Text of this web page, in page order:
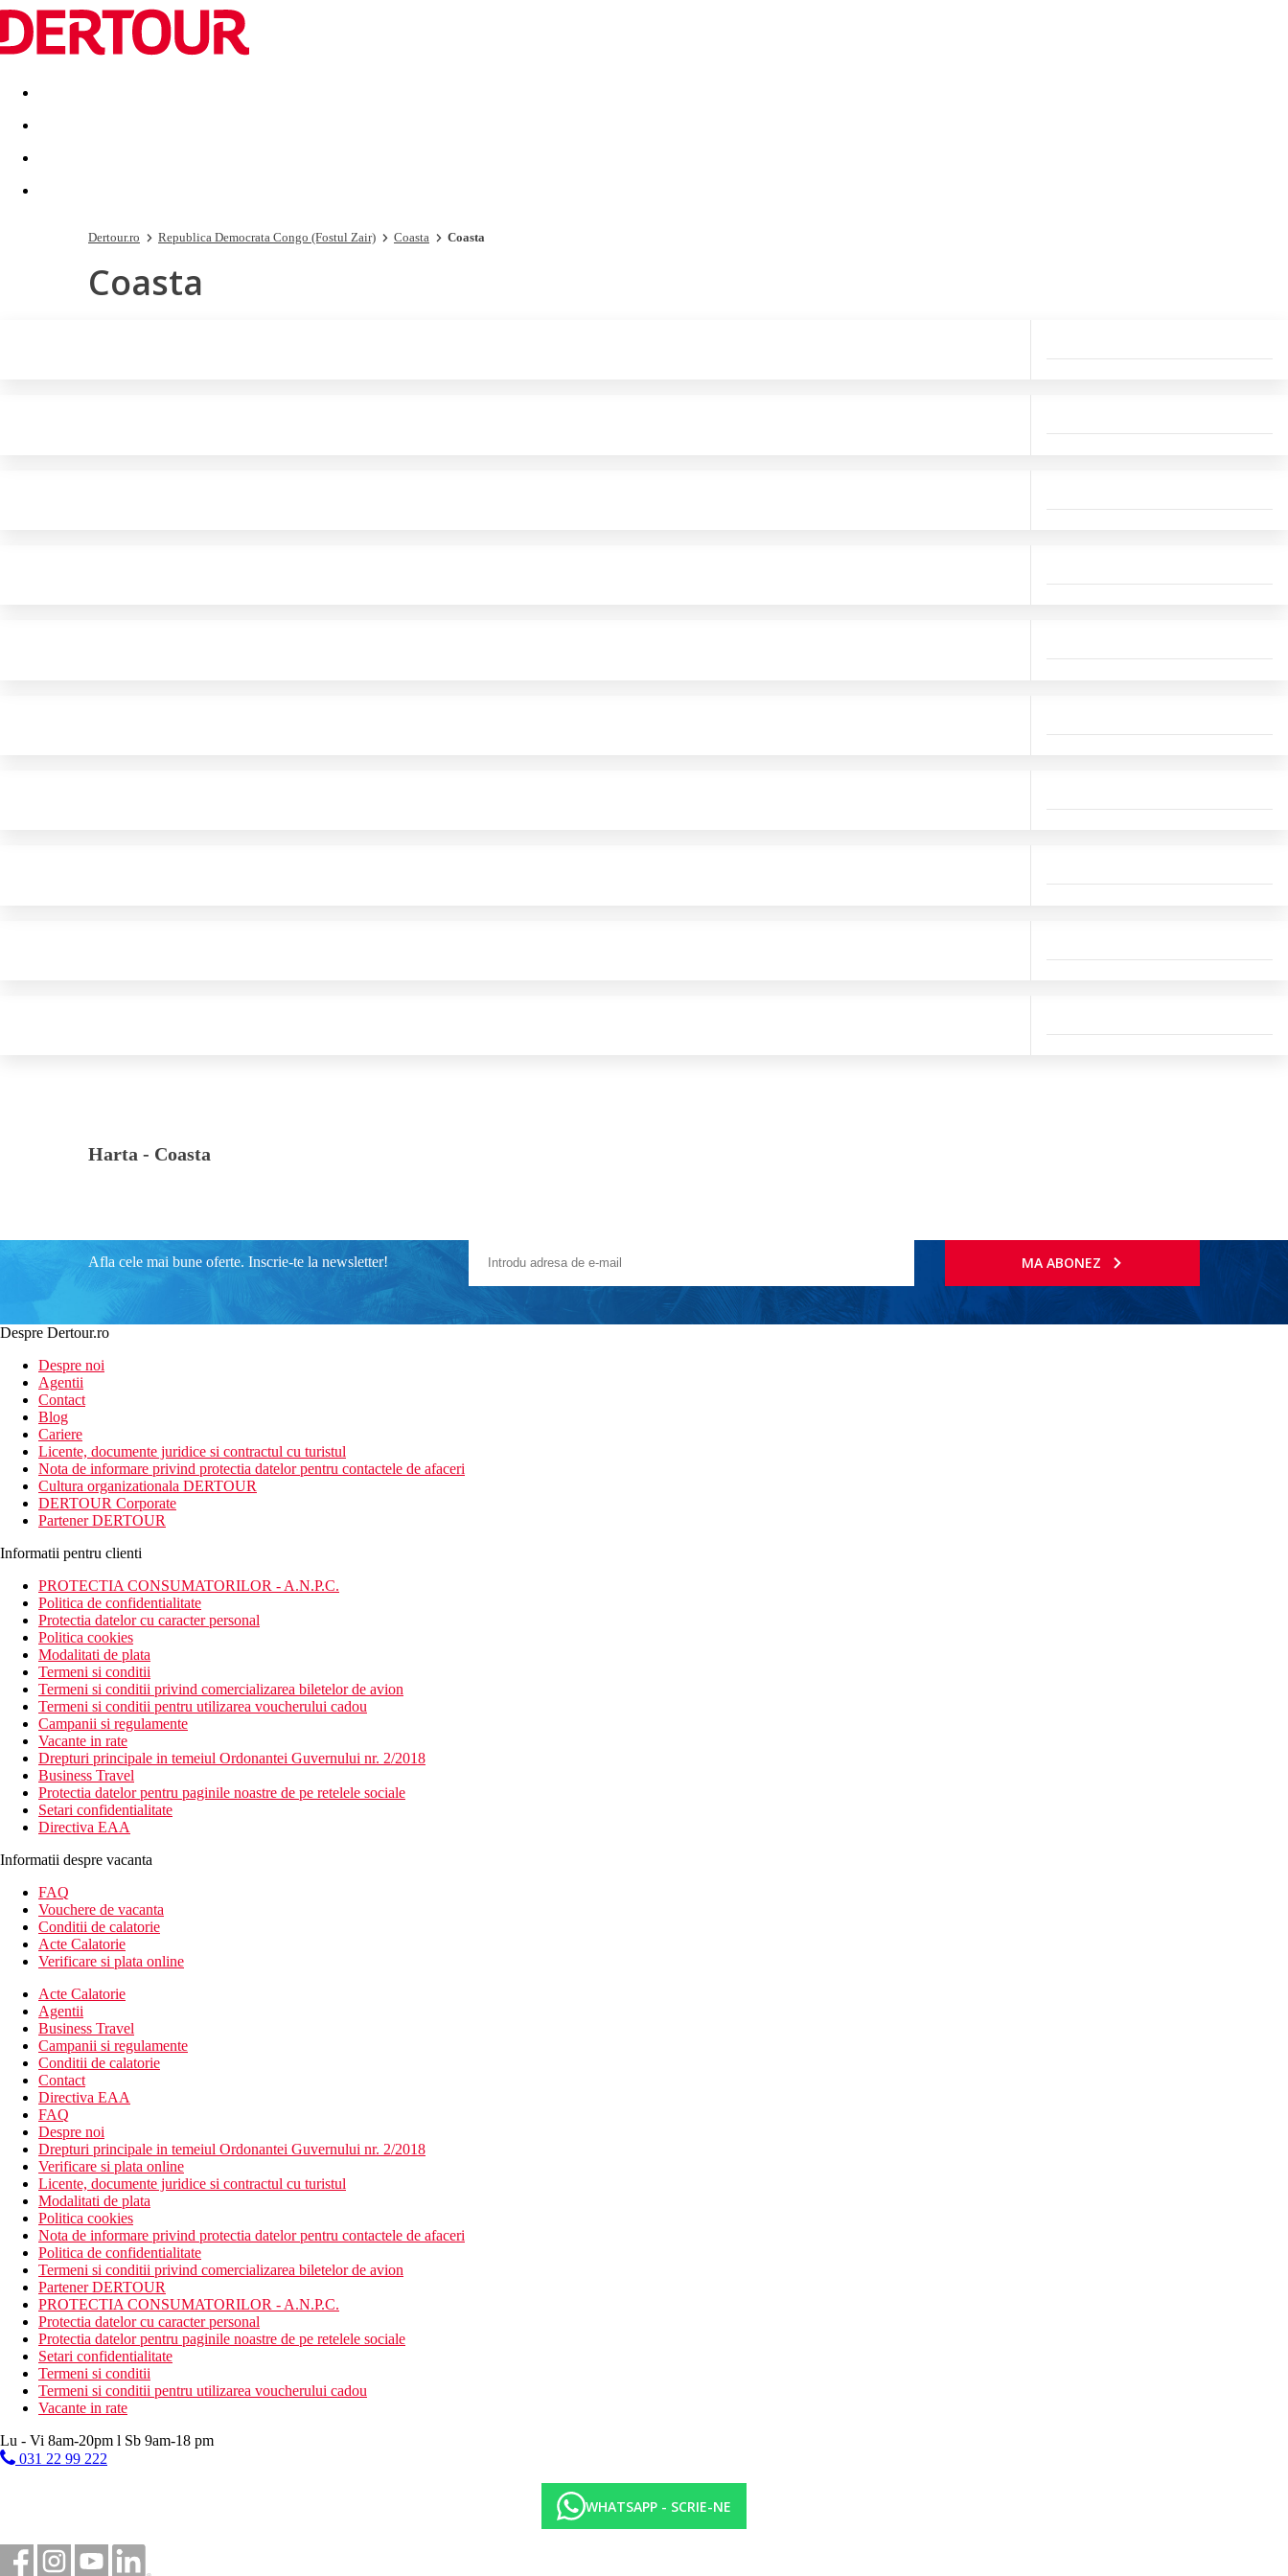
Destinatii Vacanta perfecta OFERTE DE NERATAT
Dertour.ro Republica Democrata Congo (Fostul Zair) Coasta Coasta
Coasta
Harta - Coasta
Afla cele mai bune oferte. Inscrie-te la newsletter! MA ABONEZ
Despre Dertour.ro
Despre noi
Agentii
Contact
Blog
Cariere
Licente, documente juridice si contractul cu turistul
Nota de informare privind protectia datelor pentru contactele de afaceri
Cultura organizationala DERTOUR
DERTOUR Corporate
Partener DERTOUR
Informatii pentru clienti
PROTECTIA CONSUMATORILOR - A.N.P.C.
Politica de confidentialitate
Protectia datelor cu caracter personal
Politica cookies
Modalitati de plata
Termeni si conditii
Termeni si conditii privind comercializarea biletelor de avion
Termeni si conditii pentru utilizarea voucherului cadou
Campanii si regulamente
Vacante in rate
Drepturi principale in temeiul Ordonantei Guvernului nr. 2/2018
Business Travel
Protectia datelor pentru paginile noastre de pe retelele sociale
Setari confidentialitate
Directiva EAA
Informatii despre vacanta
FAQ
Vouchere de vacanta
Conditii de calatorie
Acte Calatorie
Verificare si plata online
Acte Calatorie
Agentii
Business Travel
Campanii si regulamente
Conditii de calatorie
Contact
Directiva EAA
FAQ
Despre noi
Drepturi principale in temeiul Ordonantei Guvernului nr. 2/2018
Verificare si plata online
Licente, documente juridice si contractul cu turistul
Modalitati de plata
Politica cookies
Nota de informare privind protectia datelor pentru contactele de afaceri
Politica de confidentialitate
Termeni si conditii privind comercializarea biletelor de avion
Partener DERTOUR
PROTECTIA CONSUMATORILOR - A.N.P.C.
Protectia datelor cu caracter personal
Protectia datelor pentru paginile noastre de pe retelele sociale
Setari confidentialitate
Termeni si conditii
Termeni si conditii pentru utilizarea voucherului cadou
Vacante in rate
Lu - Vi 8am-20pm l Sb 9am-18 pm
031 22 99 222
WHATSAPP - SCRIE-NE